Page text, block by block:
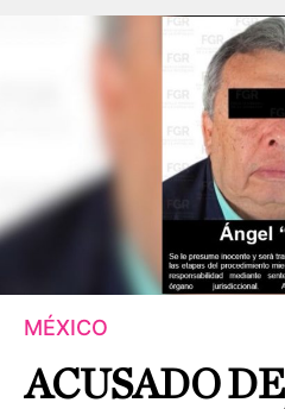
MÉXICO
ACUSADO DE